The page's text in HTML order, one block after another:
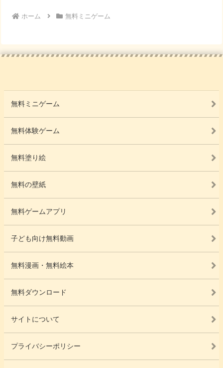
ホーム 無料ミニゲーム
無料ミニゲーム
無料体験ゲーム
無料塗り絵
無料の壁紙
無料ゲームアプリ
子ども向け無料動画
無料漫画・無料絵本
無料ダウンロード
サイトについて
プライバシーポリシー